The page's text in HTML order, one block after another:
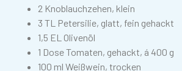
2 Knoblauchzehen, klein
3 TL Petersilie, glatt, fein gehackt
1,5 EL Olivenöl
1 Dose Tomaten, gehackt, á 400 g
100 ml Weißwein, trocken